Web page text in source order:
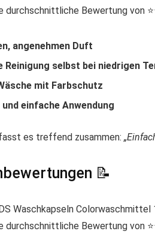
durchschnittliche Bewertung von
angenehmen Duft
Reinigung selbst bei niedrigen
mit Farbschutz
und einfache Anwendung
es treffend zusammen:
📝
Waschkapseln
durchschnittliche Bewertung von